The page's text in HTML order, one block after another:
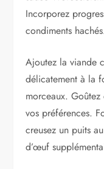
Incorporez
condiments
Ajoutez la viande
délicatement à la
morceaux. Goûtez
vos préférences.
creusez un puits
d’œuf